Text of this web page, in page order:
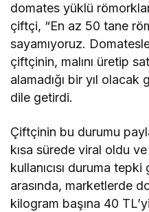
domates yüklü
çiftçi, “En az 50 tane
sayamıyoruz.
çiftçinin, malını üretip
alamadığı bir yıl
dile getirdi.
Çiftçinin bu durumu
kısa sürede viral oldu
kullanıcısı duruma
arasında, marketlerde
kilogram başına 40